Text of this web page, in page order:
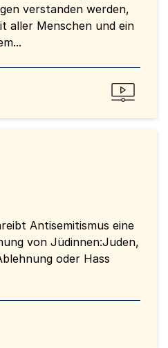
verstanden werden,
aller Menschen und ein
Antisemitismus eine
von Jüdinnen:Juden,
oder Hass